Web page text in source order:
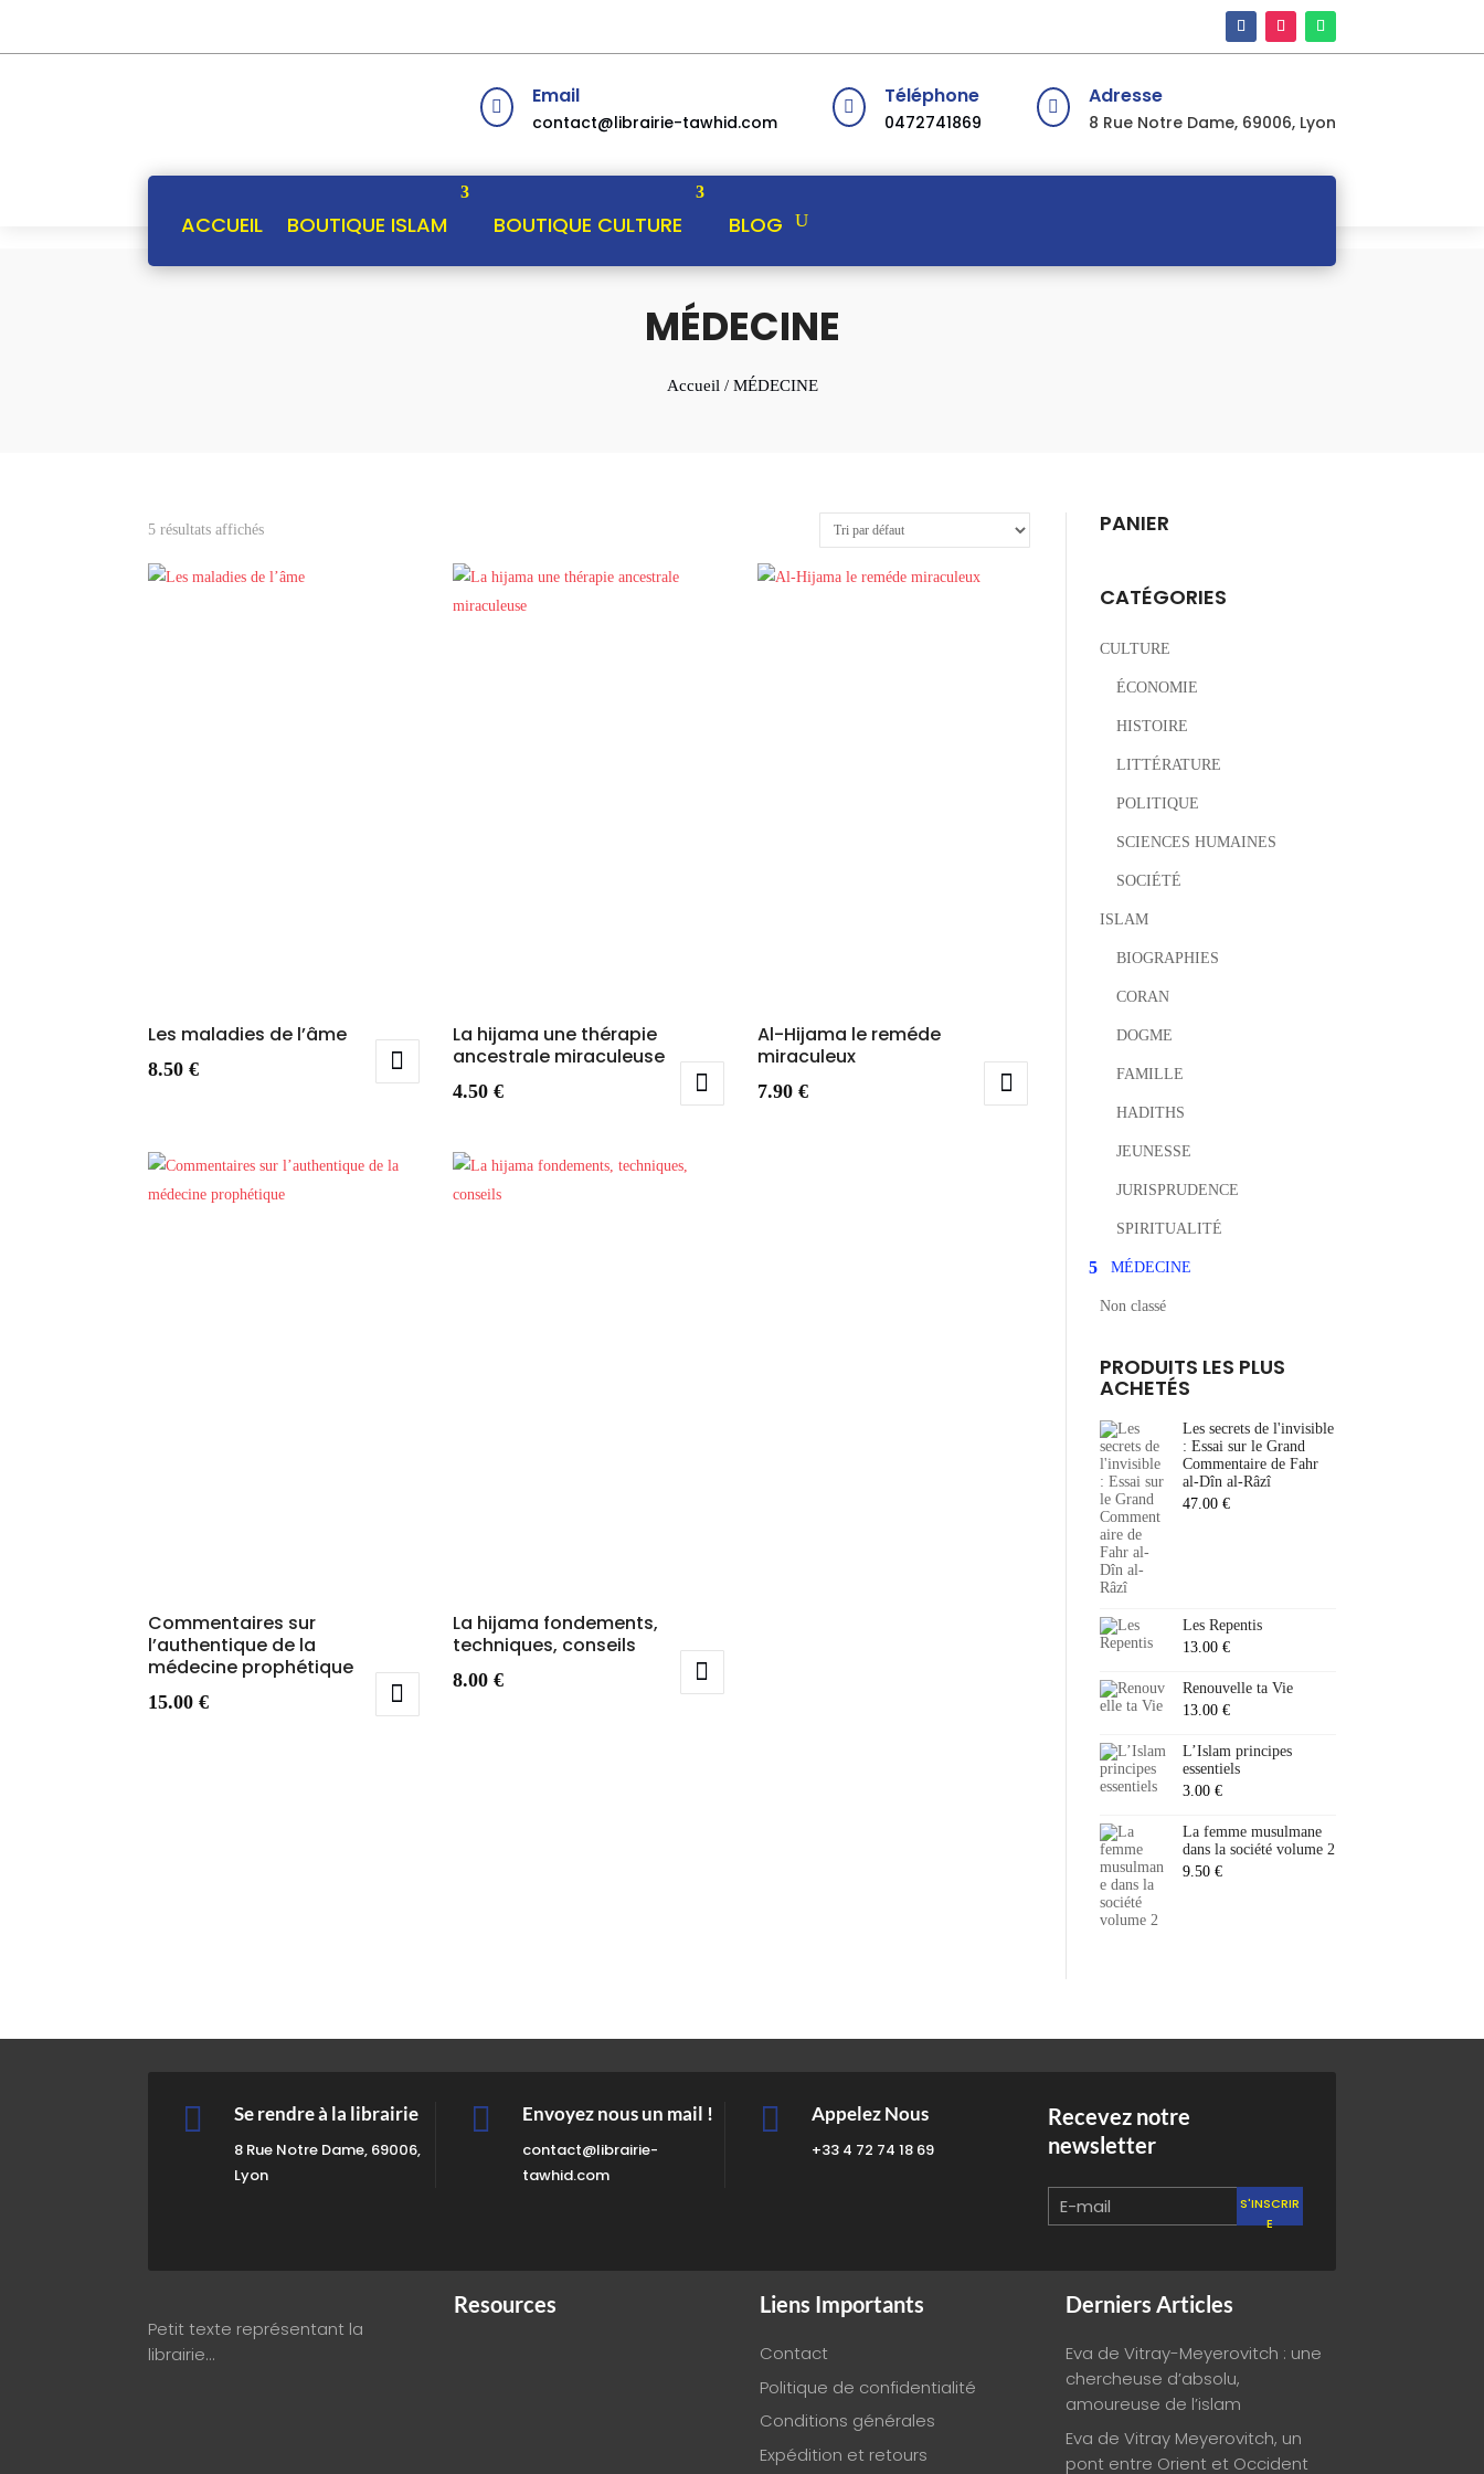
 Email
contact@librairie-tawhid.com
 Téléphone
0472741869
 Adresse
8 Rue Notre Dame, 69006, Lyon
ACCUEIL BOUTIQUE ISLAM BOUTIQUE CULTURE BLOG
MÉDECINE
Accueil / MÉDECINE
5 résultats affichés
Les maladies de l’âme
8.50€
La hijama une thérapie
ancestrale miraculeuse
4.50€
Al-Hijama le reméde
miraculeux
7.90 €
Commentaires sur
l’authentique de la
médecine prophétique
15.00€
La hijama fondements,
techniques, conseils
8.00€
PANIER
CATÉGORIES
CULTURE
ÉCONOMIE
HISTOIRE
LITTÉRATURE
POLITIQUE
SCIENCES HUMAINES
SOCIÉTÉ
ISLAM
BIOGRAPHIES
CORAN
DOGME
FAMILLE
HADITHS
JEUNESSE
JURISPRUDENCE
SPIRITUALITÉ
MÉDECINE
Non classé
PRODUITS LES PLUS
ACHETÉS
Les secrets de l'invisible
: Essai sur le Grand
Commentaire de Fahr
al-Dîn al-Râzî
47.00 €
Les Repentis
13.00 €
Renouvelle ta Vie
13.00 €
L’Islam principes
essentiels
3.00 €
La femme musulmane
dans la société volume 2
9.50 €
 Se rendre à la librairie
8 Rue Notre Dame, 69006,
Lyon
 Envoyez nous un mail !
contact@librairie-
tawhid.com
 Appelez Nous
+33 4 72 74 18 69
Recevez notre
newsletter
S'INSCRIR
E
Petit texte représentant la
librairie…
Resources Liens Importants
Contact
Politique de confidentialité
Conditions générales
Expédition et retours
Derniers Articles
Eva de Vitray-Meyerovitch : une
chercheuse d’absolu,
amoureuse de l’islam
Eva de Vitray Meyerovitch, un
pont entre Orient et Occident